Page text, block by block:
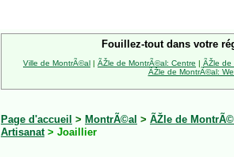
Fouillez-tout dans votre
Ville de MontrÃ©al | ÃŽle de MontrÃ©al: Centre | ÃŽle de
ÃŽle de MontrÃ©al:
Page d'accueil > MontrÃ©al > ÃŽle de
Artisanat> Joaillier